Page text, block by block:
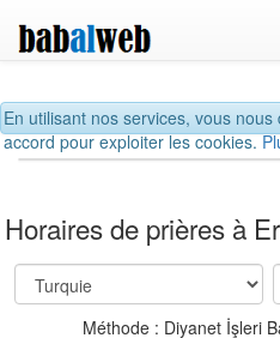
En utilisant nos services, vous
accord pour exploiter les cookies.
Horaires de prières à
Méthode : Diyanet İşleri